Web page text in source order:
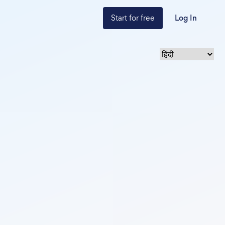
Start for free Log In